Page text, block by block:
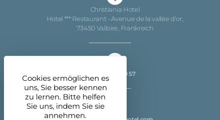
Christiania Hotel
Hotel *** Restaurant - Avenue de la vallée d'or,
73450 Valloire, Frankreich
04 79 59 00 57
Cookies ermöglichen es
uns, Sie besser kennen
zu lernen. Bitte helfen
Sie uns, indem Sie sie
annehmen.